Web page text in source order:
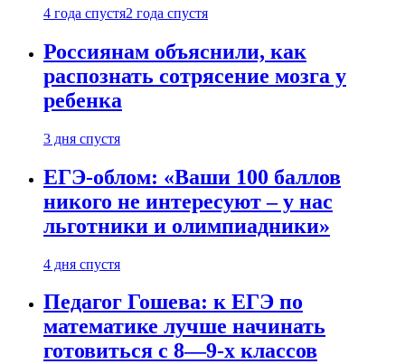
4 года спустя2 года спустя
Россиянам объяснили, как
распознать сотрясение мозга у
ребенка
3 дня спустя
ЕГЭ-облом: «Ваши 100 баллов
никого не интересуют – у нас
льготники и олимпиадники»
4 дня спустя
Педагог Гошева: к ЕГЭ по
математике лучше начинать
готовиться с 8—9-х классов